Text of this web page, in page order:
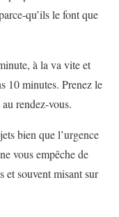
qu’ils le font que
à la va vite et
10 minutes. Prenez le
rendez-vous.
bien que l’urgence
vous empêche de
et souvent misant sur